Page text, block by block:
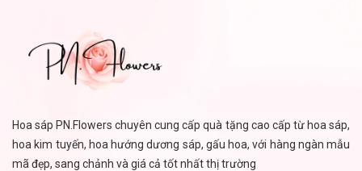
Hoa sáp PN.Flowers chuyên cung cấp quà tặng cao cấp từ hoa sáp,
hoa kim tuyến, hoa hướng dương sáp, gấu hoa, với hàng ngàn mẫu
mã đẹp, sang chảnh và giá cả tốt nhất thị trường